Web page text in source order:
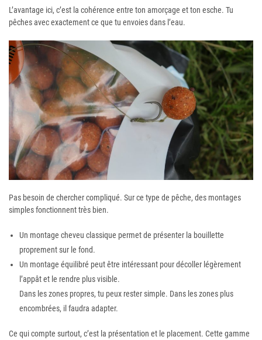
L’avantage ici, c’est la cohérence entre ton amorçage et ton esche. Tu
pêches avec exactement ce que tu envoies dans l’eau.
Pas besoin de chercher compliqué. Sur ce type de pêche, des montages
simples fonctionnent très bien.
Un montage cheveu classique permet de présenter la bouillette
proprement sur le fond.
Un montage équilibré peut être intéressant pour décoller légèrement
l’appât et le rendre plus visible.
Dans les zones propres, tu peux rester simple. Dans les zones plus
encombrées, il faudra adapter.
Ce qui compte surtout, c’est la présentation et le placement. Cette gamme